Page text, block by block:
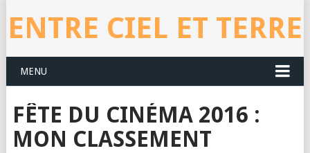
ENTRE CIEL ET TERRE
MENU
FÊTE DU CINÉMA 2016 :
MON CLASSEMENT